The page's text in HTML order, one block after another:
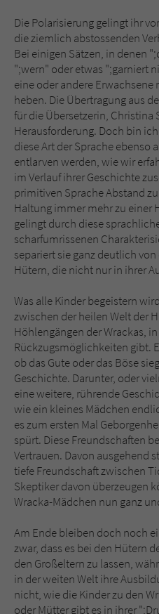
Die Polarisierung gelingt ihr
die ziemlich abstossenden
Bei einigen Sätzen, in denen
";wern" oder etwas ";garniert
eine oder andere
heben. Die Übertragung aus
für die Übersetzerin, Christina
Herausforderung. Doch bin
diese Art der Sprache ebenso
entlarven werden, wie wir
im Verlauf ihrer Geschichte
primitiven Sprache Abstand
Haltung immer mehr zu einer
gelingt durch diese
scharfumrissenen
separiert sie ganz deutlich
Hütern, die nicht nur in ihrer
Was alle Kinder begeistern
zwischen der heilen Welt der
Höhlengängen der Wrackas,
Rückzugsmöglichkeiten gibt.
ob das Gute oder das Böse
Geschichte. Darunter, oder
eine weitere, rührende
wie ein kleines Mädchen
es zum ersten Mal
spürt. Diese Freundschaften
Vertrauen. Davon ausgehend
tiefe Freundschaft zwischen
Skeptiker davon überzeugen
Wracka-Mädchen nun ganz
Am Ende bleiben doch noch
zwar, dass es bei den Hütern
den Großeltern zu lassen,
in der weiten Welt ihre
nicht, wie die Kinder zu den
oder Mütter gibt es in ihrer